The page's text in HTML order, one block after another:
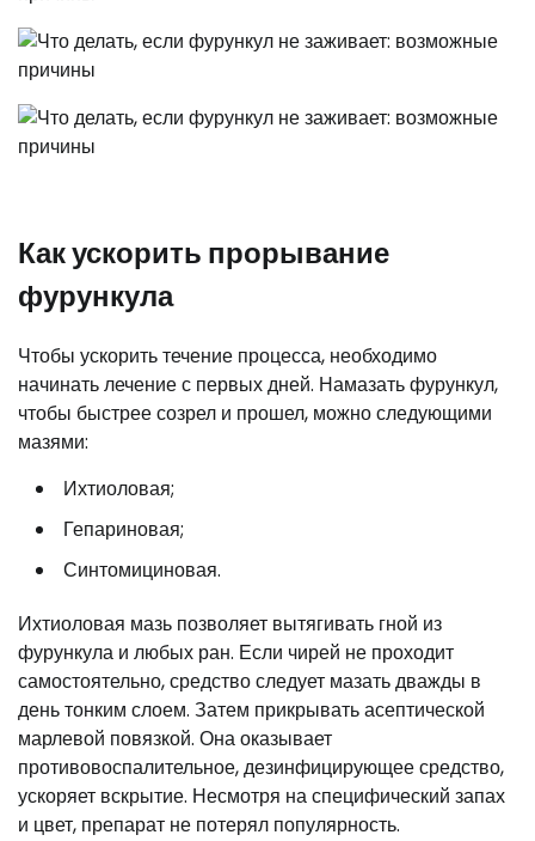
Как ускорить прорывание
фурункула
Чтобы ускорить течение процесса, необходимо
начинать лечение с первых дней. Намазать фурункул,
чтобы быстрее созрел и прошел, можно следующими
мазями:
Ихтиоловая;
Гепариновая;
Синтомициновая.
Ихтиоловая мазь позволяет вытягивать гной из
фурункула и любых ран. Если чирей не проходит
самостоятельно, средство следует мазать дважды в
день тонким слоем. Затем прикрывать асептической
марлевой повязкой. Она оказывает
противовоспалительное, дезинфицирующее средство,
ускоряет вскрытие. Несмотря на специфический запах
и цвет, препарат не потерял популярность.